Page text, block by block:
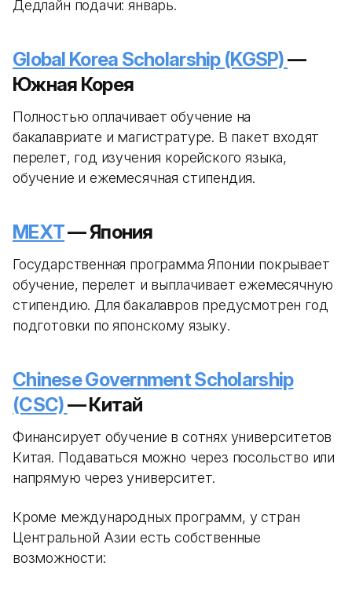
Дедлайн подачи: январь.
Global Korea Scholarship (KGSP)—
Южная Корея
Полностью оплачивает обучение на
бакалавриате и магистратуре. В пакет входят
перелет, год изучения корейского языка,
обучение и ежемесячная стипендия.
MEXT— Япония
Государственная программа Японии покрывает
обучение, перелет и выплачивает ежемесячную
стипендию. Для бакалавров предусмотрен год
подготовки по японскому языку.
Chinese Government Scholarship
(CSC)— Китай
Финансирует обучение в сотнях университетов
Китая. Подаваться можно через посольство или
напрямую через университет.
Кроме международных программ, у стран
Центральной Азии есть собственные
возможности: